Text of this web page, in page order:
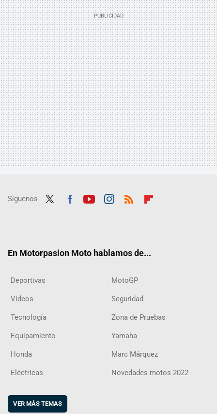
Síguenos
En Motorpasion Moto hablamos de...
Deportivas MotoGP
Vídeos Seguridad
Tecnología Zona de Pruebas
Equipamiento Yamaha
Honda Marc Márquez
Eléctricas Novedades motos 2022
VER MÁS TEMAS